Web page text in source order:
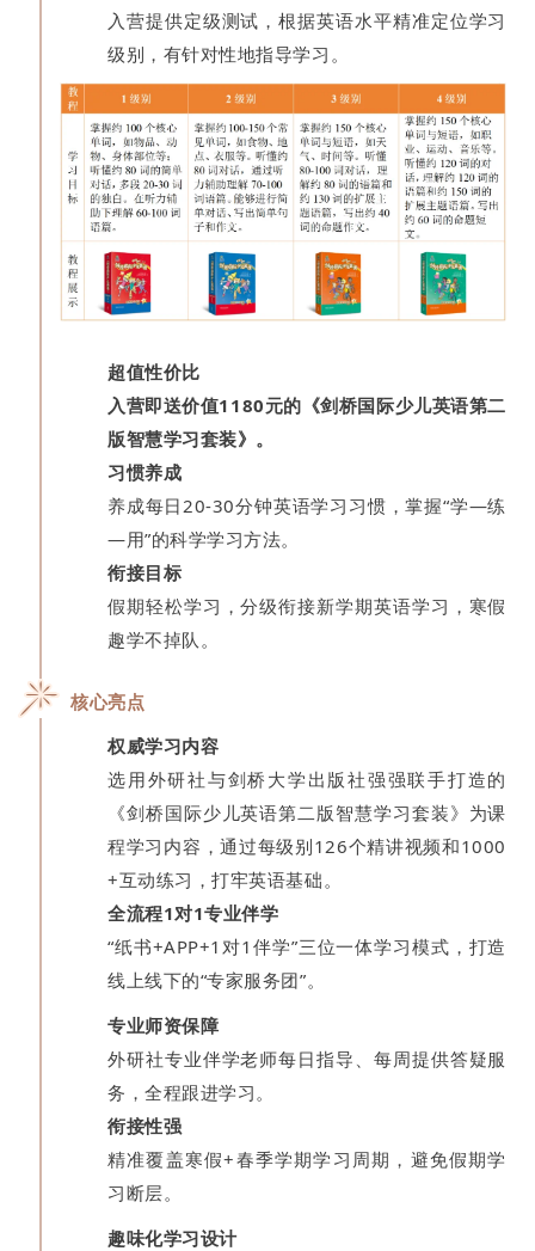
入营提供定级测试，根据英语水平精准定位学习
级别，有针对性地指导学习。
超值性价比
入营即送价值1180元的《剑桥国际少儿英语第二
版智慧学习套装》。
习惯养成
养成每日20-30分钟英语学习习惯，掌握“学—练
—用”的科学学习方法。
衔接目标
假期轻松学习，分级衔接新学期英语学习，寒假
趣学不掉队。
核心亮点
权威学习内容
选用外研社与剑桥大学出版社强强联手打造的
《剑桥国际少儿英语第二版智慧学习套装》为课
程学习内容，通过每级别126个精讲视频和1000
+互动练习，打牢英语基础。
全流程1对1专业伴学
“纸书+APP+1对1伴学”三位一体学习模式，打造
线上线下的“专家服务团”。
专业师资保障
外研社专业伴学老师每日指导、每周提供答疑服
务，全程跟进学习。
衔接性强
精准覆盖寒假+春季学期学习周期，避免假期学
习断层。
趣味化学习设计